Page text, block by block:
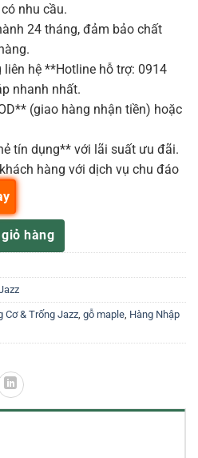
nhu cầu.
24 tháng, đảm bảo chất
hệ **Hotline hỗ trợ: 0914
nhanh nhất.
(giao hàng nhận tiền) hoặc
tín dụng** với lãi suất ưu đãi.
hàng với dịch vụ chu đáo
DS Drum Venom Maple Tour Kit
hàng
Cơ & Trống Jazz gỗ maple Hàng Nhập